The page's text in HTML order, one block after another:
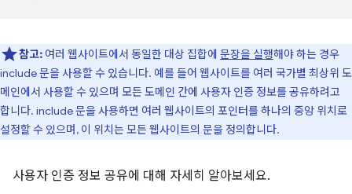
참고: 여러 웹사이트에서 동일한 대상 집합에 문장을 실행해야 하는 경우
include 문을 사용할 수 있습니다. 예를 들어 웹사이트를 여러 국가별 최상위 도
메인에서 사용할 수 있으며 모든 도메인 간에 사용자 인증 정보를 공유하려고
합니다. include 문을 사용하면 여러 웹사이트의 포인터를 하나의 중앙 위치로
설정할 수 있으며, 이 위치는 모든 웹사이트의 문을 정의합니다.
사용자 인증 정보 공유에 대해 자세히 알아보세요.